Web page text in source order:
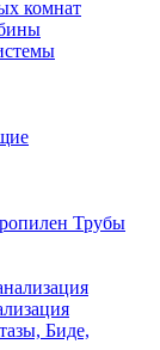
комнат
Трубы
Биде,